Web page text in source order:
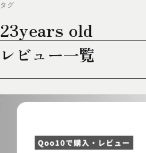
内
検
索
タグ
23years old
レビュー一覧